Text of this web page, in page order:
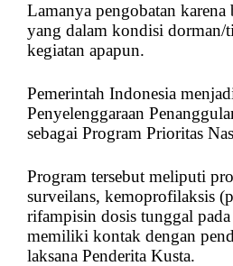
Lamanya pengobatan
yang dalam kondisi dorman/
kegiatan apapun.
Pemerintah Indonesia
Penyelenggaraan
sebagai Program Prioritas
Program tersebut meliputi
surveilans, kemoprofilaksis
rifampisin dosis tunggal
memiliki kontak dengan
laksana Penderita Kusta.